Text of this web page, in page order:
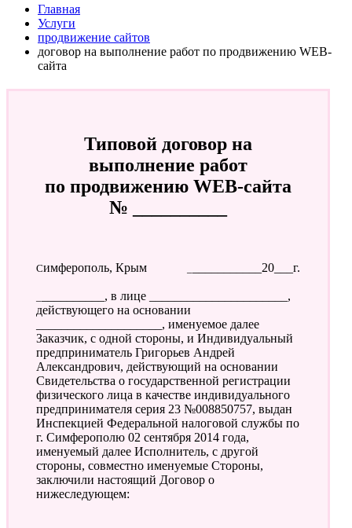
Главная
Услуги
продвижение сайтов
договор на выполнение работ по продвижению WEB-
сайта
Типовой договор на
выполнение работ
по продвижению WEB-сайта
№ __________
____________20___г.
Симферополь, Крым
действующего на основании
____________________, именуемое далее
Заказчик, с одной стороны, и Индивидуальный
предприниматель Григорьев Андрей
Александрович, действующий на основании
Свидетельства о государственной регистрации
физического лица в качестве индивидуального
предпринимателя серия 23 №008850757, выдан
Инспекцией Федеральной налоговой службы по
г. Симферополю 02 сентября 2014 года,
именуемый далее Исполнитель, с другой
стороны, совместно именуемые Стороны,
заключили настоящий Договор о
нижеследующем: